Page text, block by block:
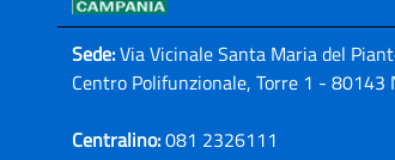
Sede:Via Vicinale Santa Maria del
Centro Polifunzionale, Torre 1 - 80143
Centralino:081 2326111